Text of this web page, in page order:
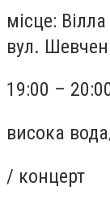
місце:
вул.
19:00 –
висока вода
/ концерт